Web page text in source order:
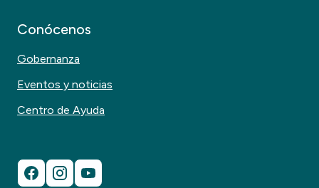
Conócenos
Gobernanza
Eventos y noticias
Centro de Ayuda